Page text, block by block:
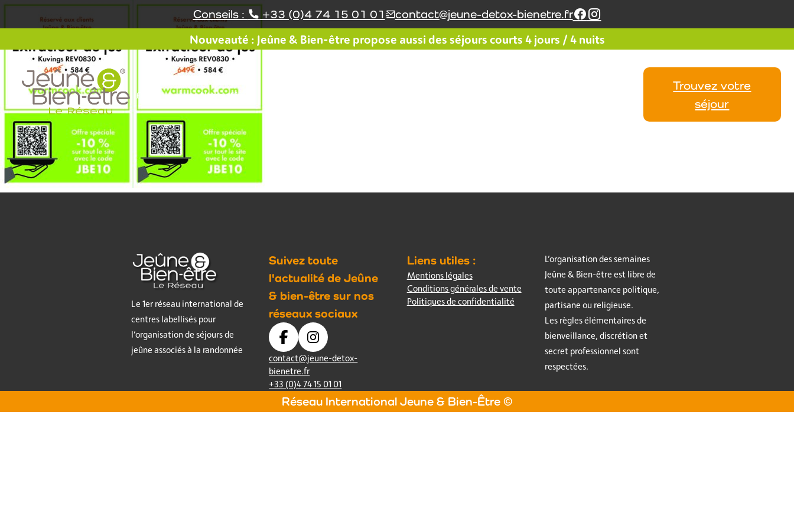
Aller
Conseils : +33 (0)4 74 15 01 01 contact@jeune-detox-bienetre.fr
Nouveauté : Jeûne & Bien-être propose aussi des séjours courts 4 jours / 4 nuits
Accueil Notre offre
Trouvez votre
séjour
Le 1er réseau international de
centres labellisés pour
l’organisation de séjours de
jeûne associés à la randonnée
Suivez toute
l'actualité de Jeûne
& bien-être sur nos
réseaux sociaux
contact@jeune-detox-
bienetre.fr
+33 (0)4 74 15 01 01
Liens utiles :
Mentions légales
Conditions générales de vente
Politiques de confidentialité
L’organisation des semaines
Jeûne & Bien-être est libre de
toute appartenance politique,
partisane ou religieuse.
Les règles élémentaires de
bienveillance, discrétion et
secret professionnel sont
respectées.
Réseau International Jeune & Bien-Être ©